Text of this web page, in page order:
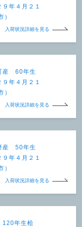
年４月２１
）
入荷状況詳細を見る
産 60年生
年４月２１
）
入荷状況詳細を見る
産 50年生
年４月２１
）
入荷状況詳細を見る
120年生桧